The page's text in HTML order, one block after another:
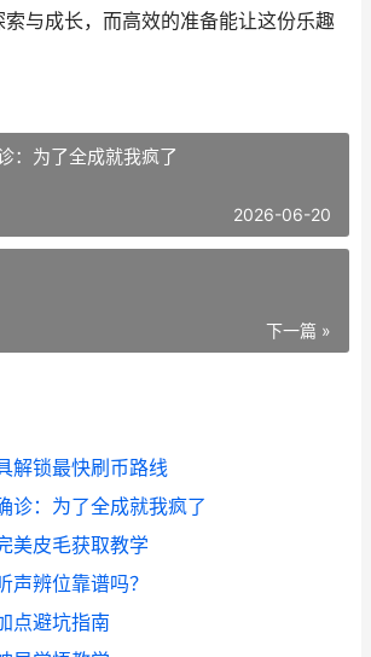
与成长，而高效的准备能让这份乐趣
：为了全成就我疯了
2026-06-20
下一篇 »
解锁最快刷币路线
诊：为了全成就我疯了
美皮毛获取教学
声辨位靠谱吗？
点避坑指南